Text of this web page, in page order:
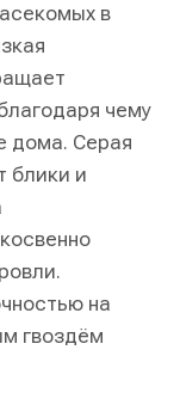
в
чему
дома. Серая
блики и
на
гвоздём